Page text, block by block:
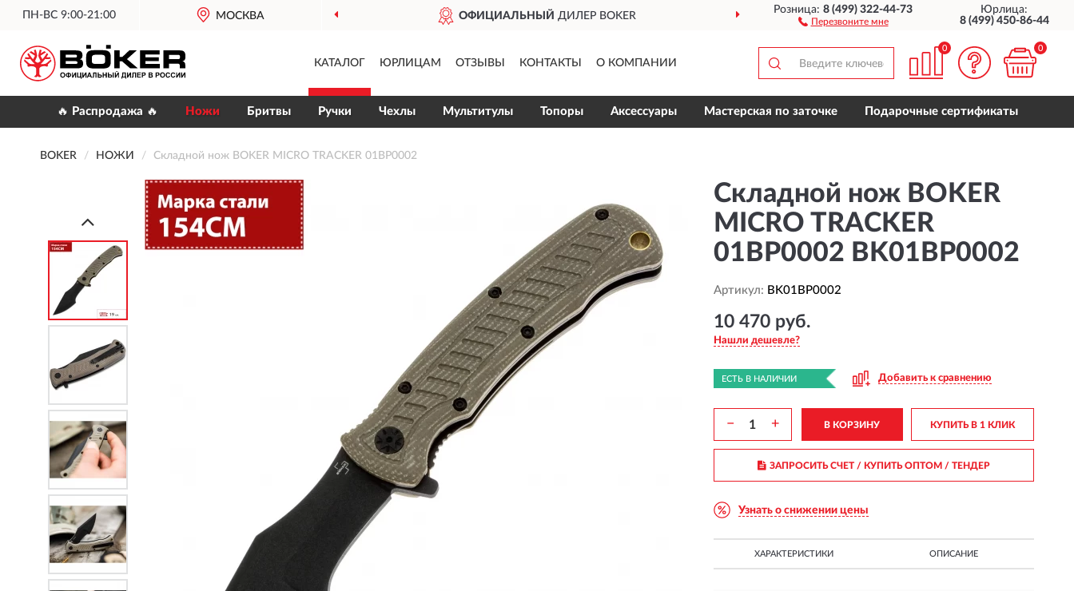
ПН-ВС 9:00-21:00 МОСКВА ОФИЦИАЛЬНЫЙ ДИЛЕР BOKER ДОСТАВИМ ПО ВСЕЙ РОССИИ
Розница:8 (499) 322-44-73
Перезвоните мне
Юрлица:
8 (499) 450-86-44
КАТАЛОГ ЮРЛИЦАМ ОТЗЫВЫ КОНТАКТЫ О КОМПАНИИ
0 0
🔥 Распродажа 🔥 Ножи Бритвы Ручки Чехлы Мультитулы Топоры Аксессуары Мастерская по заточке Подарочные сертификаты
BOKER НОЖИ Складной нож BOKER MICRO TRACKER 01BP0002
Складной нож BOKER
MICRO TRACKER
01BP0002 BK01BP0002
Артикул: BK01BP0002
10 470 руб.
Нашли дешевле?
ЕСТЬ В НАЛИЧИИ Добавить к сравнению
− + В КОРЗИНУ КУПИТЬ В 1 КЛИК
ЗАПРОСИТЬ СЧЕТ / КУПИТЬ ОПТОМ/ ТЕНДЕР
Узнать о снижении цены
ХАРАКТЕРИСТИКИ ОПИСАНИЕ